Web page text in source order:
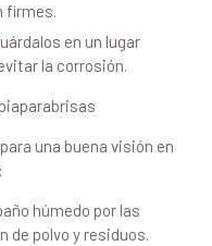
firmes.
en un lugar
la corrosión.
una buena visión en
húmedo por las
de polvo y residuos.